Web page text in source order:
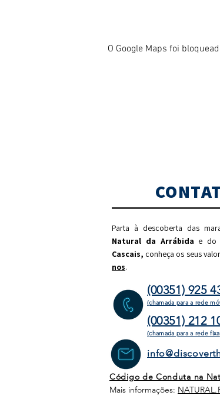
O Google Maps foi
Parta à descoberta das
Natural da Arrábida e do
Cascais, conheça os seus
nos.
(00351) 925
(chamada para a rede
(00351) 212
(chamada para a rede fixa
Código de Conduta na
Mais informações: NATURAL